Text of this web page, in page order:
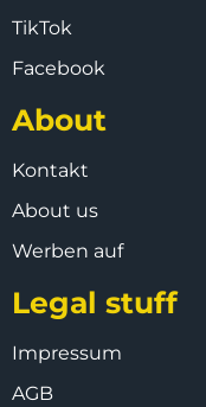
TikTok
Facebook
About
Kontakt
About us
Werben auf
Legal stuff
Impressum
AGB